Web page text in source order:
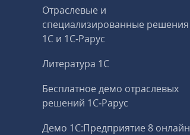
Отраслевые и
специализированные решения
1С и 1С‑Рарус
Литература 1С
Бесплатное демо отраслевых
решений 1С‑Рарус
Демо 1С:Предприятие 8 онлайн